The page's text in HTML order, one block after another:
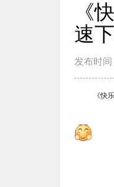
《
速
发布时
《快
服！